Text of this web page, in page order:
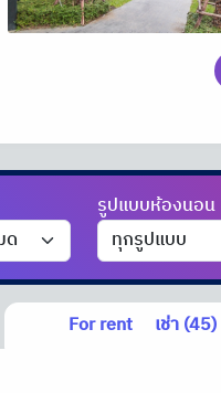
รูปแบบห้องนอน
For rent เช่า (45)